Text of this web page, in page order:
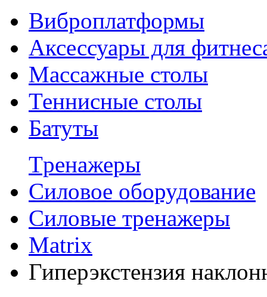
Виброплатформы
Аксессуары для
Массажные столы
Теннисные столы
Батуты
Tренажеры
Силовое оборудование
Силовые тренажеры
Matrix
Гиперэкстензия